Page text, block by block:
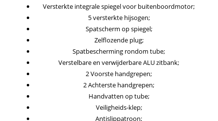
Versterkte integrale spiegel voor buitenboordmotor;
5 versterkte hijsogen;
Spatscherm op spiegel;
Zelflozende plug;
Spatbescherming rondom tube;
Verstelbare en verwijderbare ALU zitbank;
2 Voorste handgrepen;
2 Achterste handgrepen;
Handvatten op tube;
Veiligheids-klep;
Antislippatroon;